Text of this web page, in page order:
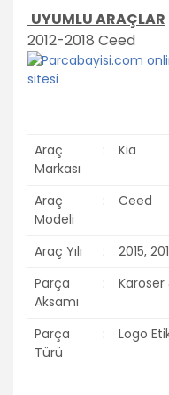
UYUMLU ARAÇLAR
2012-2018 Ceed
Araç
Markası
: Kia
Araç
Modeli
: Ceed
Araç Yılı :
2015,
Parça
Aksamı
: Karoser
Parça
Türü
: Logo